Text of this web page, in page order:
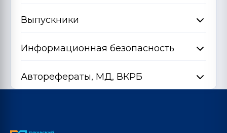
Выпускники
Информационная безопасность
Авторефераты, МД, ВКРБ